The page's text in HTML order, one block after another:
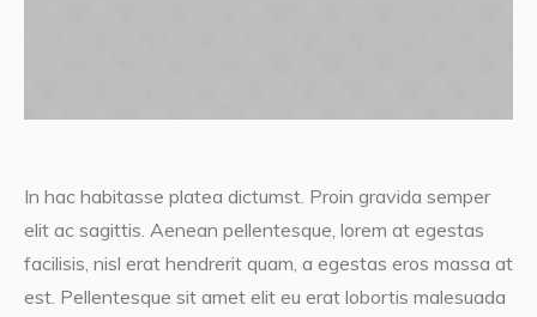
In hac habitasse platea dictumst. Proin gravida semper
elit ac sagittis. Aenean pellentesque, lorem at egestas
facilisis, nisl erat hendrerit quam, a egestas eros massa at
est. Pellentesque sit amet elit eu erat lobortis malesuada